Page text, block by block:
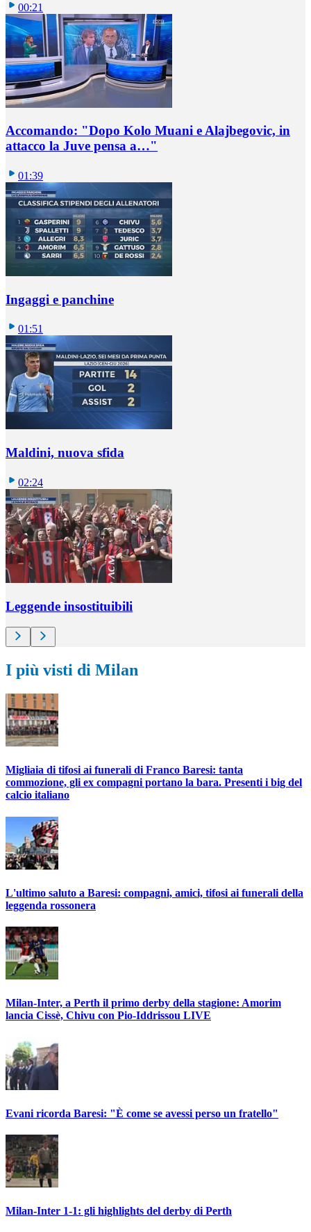
00:21
Accomando: "Dopo Kolo Muani e Alajbegovic, in
attacco la Juve pensa a…"
01:39
Ingaggi e panchine
01:51
Maldini, nuova sfida
02:24
Leggende insostituibili
I più visti di Milan
Migliaia di tifosi ai funerali di Franco Baresi: tanta
commozione, gli ex compagni portano la bara. Presenti i big del
calcio italiano
L'ultimo saluto a Baresi: compagni, amici, tifosi ai funerali della
leggenda rossonera
Milan-Inter, a Perth il primo derby della stagione: Amorim
lancia Cissè, Chivu con Pio-Iddrissou LIVE
Evani ricorda Baresi: "È come se avessi perso un fratello"
Milan-Inter 1-1: gli highlights del derby di Perth